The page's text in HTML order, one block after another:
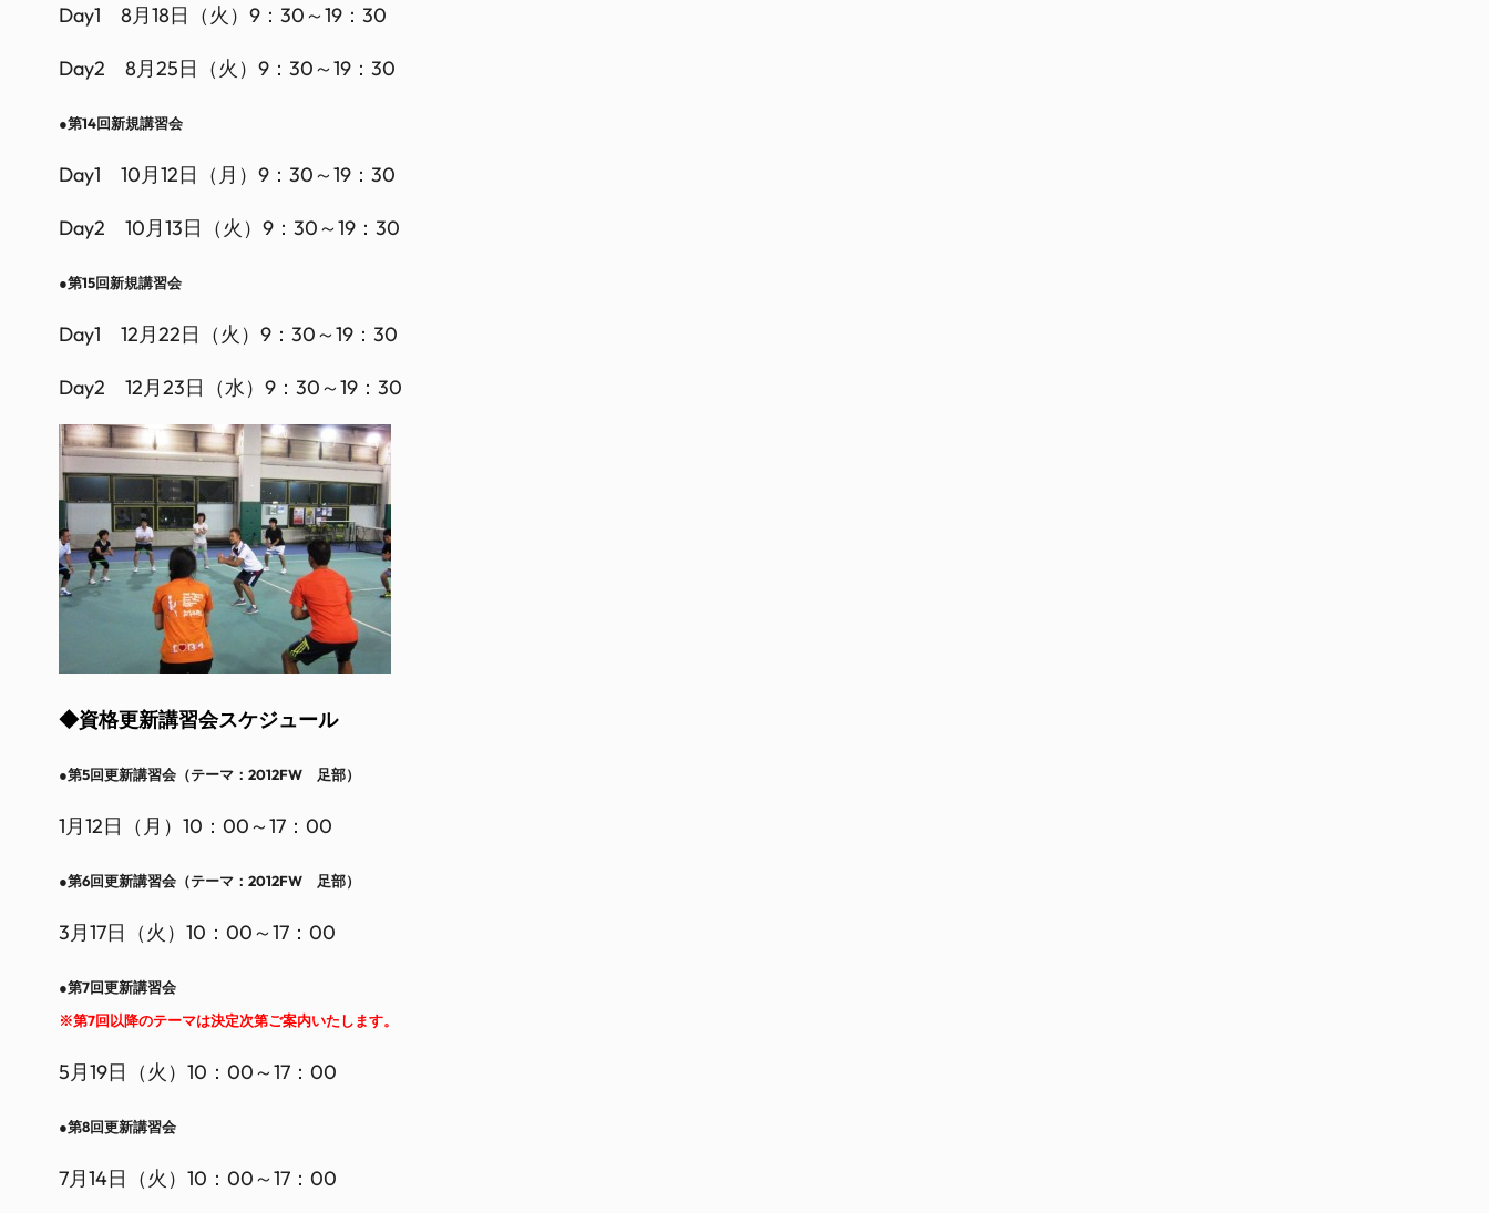
Day1 8月18日（火）9：30～19：30
Day2 8月25日（火）9：30～19：30
●第14回新規講習会
Day1 10月12日（月）9：30～19：30
Day2 10月13日（火）9：30～19：30
●第15回新規講習会
Day1 12月22日（火）9：30～19：30
Day2 12月23日（水）9：30～19：30
◆資格更新講習会スケジュール
●第5回更新講習会（テーマ：2012FW 足部）
1月12日（月）10：00～17：00
●第6回更新講習会（テーマ：2012FW 足部）
3月17日（火）10：00～17：00
●第7回更新講習会
※第7回以降のテーマは決定次第ご案内いたします。
5月19日（火）10：00～17：00
●第8回更新講習会
7月14日（火）10：00～17：00